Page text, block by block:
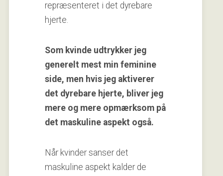
repræsenteret i det dyrebare
hjerte.
Som kvinde udtrykker jeg
generelt mest min feminine
side, men hvis jeg aktiverer
det dyrebare hjerte, bliver jeg
mere og mere opmærksom på
det maskuline aspekt også.
Når kvinder sanser det
maskuline aspekt kalder de